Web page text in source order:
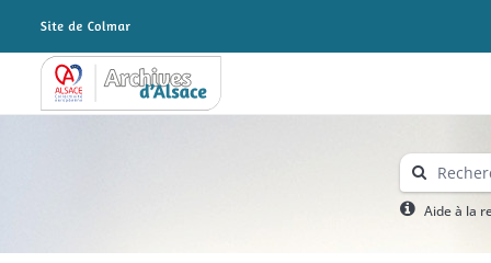
Archives Alsace - Colmar
Aide à la